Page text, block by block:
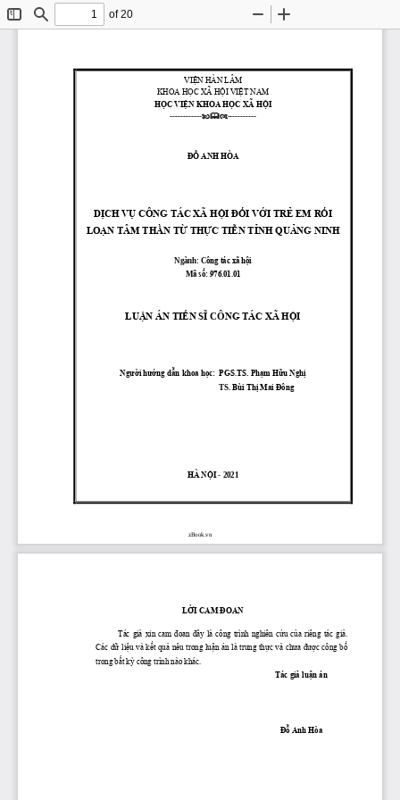
ToggleFind
of 20
Zoom
VIỆN HÀN LÂM
KHOA HỌC XÃ HỘI VIỆT NAM
HỌC VIỆN KHOA HỌC XÃ HỘI
------------   -----------
ĐỖ ANH HÕA
DỊCH VỤ CÔNG TÁC XÃ HỘI ĐỐI VỚI TRẺ EM RỐI
LOẠN TÂM THẦN TỪ THỰC TIỄN TỈNH QUẢNG NINH
Ngành: Công tác xã hội
Mã số: 976.01.01
LUẬN ÁN TIẾN SĨ CÔNG TÁC XÃ HỘI
Ngƣời hƣớng dẫn khoa học:  PGS.TS. Phạm Hữu Nghị
TS. Bùi Thị Mai Đông
HÀ NỘI - 2021
zBook.vn
LỜI CAM ĐOAN
Tác giả xin cam đoan đây là công trình nghiên cứu của riêng tác giả
Các dữ liệu và kết quả nêu trong luận án là trung thực và chưa được công bố
trong bất kỳ công trình nào khác.
Tác giả luận án
Đỗ Anh Hòa